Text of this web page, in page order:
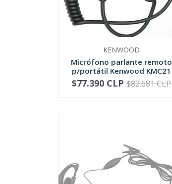
KENWOOD
Micrófono parlante remoto
p/portátil Kenwood KMC21
+
-$77.390 CLP$82.681 CLP